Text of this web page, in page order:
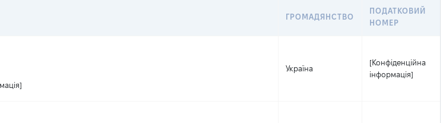
ГРОМАДЯНСТВО
ПОДАТКОВИЙ
НОМЕР
Україна
[Конфіденційна
інформація]